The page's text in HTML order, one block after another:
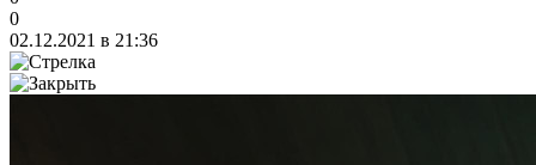
0
02.12.2021 в 21:36